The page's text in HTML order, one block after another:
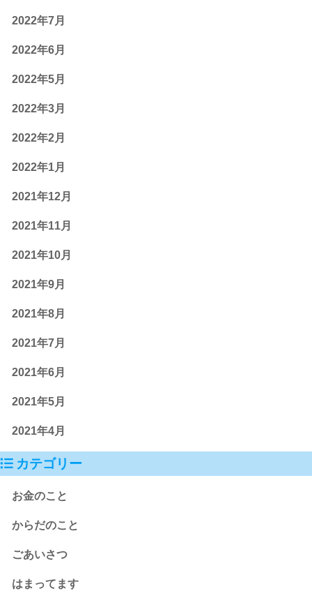
2022年7月
2022年6月
2022年5月
2022年3月
2022年2月
2022年1月
2021年12月
2021年11月
2021年10月
2021年9月
2021年8月
2021年7月
2021年6月
2021年5月
2021年4月
カテゴリー
お金のこと
からだのこと
ごあいさつ
はまってます